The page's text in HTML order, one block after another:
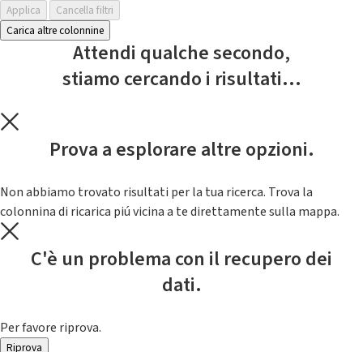
Applica
Cancella filtri
Carica altre colonnine
Attendi qualche secondo,
stiamo cercando i risultati...
Prova a esplorare altre opzioni.
Non abbiamo trovato risultati per la tua ricerca. Trova la
colonnina di ricarica piú vicina a te direttamente sulla mappa.
C'è un problema con il recupero dei
dati.
Per favore riprova.
Riprova